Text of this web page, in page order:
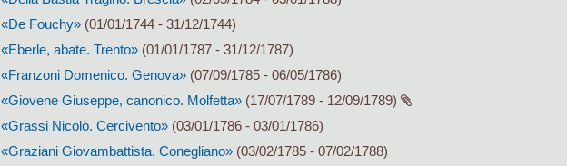
«De Fouchy»(01/01/1744 - 31/12/1744)
«Eberle, abate. Trento»(01/01/1787 - 31/12/1787)
«Franzoni Domenico. Genova»(07/09/1785 - 06/05/1786)
«Giovene Giuseppe, canonico. Molfetta»(17/07/1789 - 12/09/1789)
«Grassi Nicolò. Cercivento»(03/01/1786 - 03/01/1786)
«Graziani Giovambattista. Conegliano»(03/02/1785 - 07/02/1788)